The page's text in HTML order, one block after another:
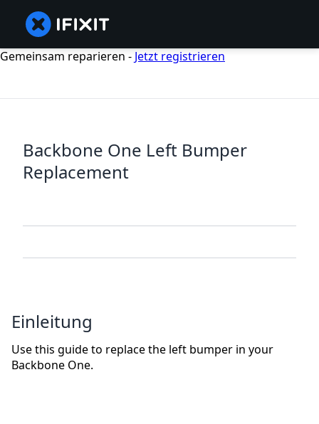
Gemeinsam reparieren - Jetzt registrieren
Backbone One Left Bumper
Replacement
Einleitung
Use this guide to replace the left bumper in your
Backbone One.